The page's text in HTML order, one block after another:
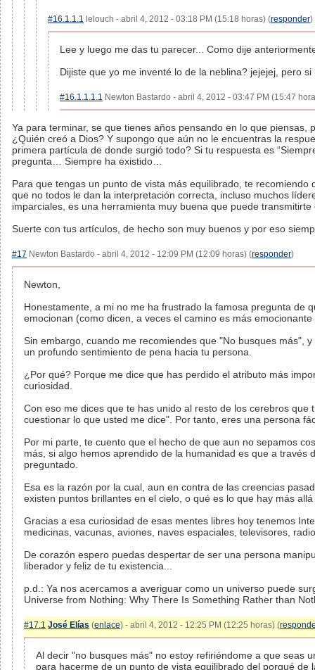
#16.1.1.1 lelouch - abril 4, 2012 - 03:18 PM (15:18 horas) (responder)
Lee y luego me das tu parecer... Como dije
Dijiste que yo me inventé lo de la neblina? jejejej, pero
#16.1.1.1.1 Newton Bastardo - abril 4, 2012 - 03:47 PM (15:47
Ya para terminar, se que tienes años pensando en lo que
¿Quién creó a Dios? Y supongo que aún no le encuentras la
primera partícula de donde surgió todo? Si tu respuesta es
pregunta… Siempre ha existido…
Para que tengas un punto de vista más equilibrado, te
que no todos le dan la interpretación correcta, incluso muchos
imparciales, es una herramienta muy buena que puede
Suerte con tus artículos, de hecho son muy buenos y por eso
#17 Newton Bastardo - abril 4, 2012 - 12:09 PM (12:09 horas) (responder)
Newton,
Honestamente, a mi no me ha frustrado la famosa pregunta de
emocionan (como dicen, a veces el camino es más
Sin embargo, cuando me recomiendes que "No busques más",
un profundo sentimiento de pena hacia tu persona.
¿Por qué? Porque me dice que has perdido el atributo más
curiosidad.
Con eso me dices que te has unido al resto de los cerebros
cuestionar lo que usted me dice". Por tanto, eres una persona
Por mi parte, te cuento que el hecho de que aun no sepamos
más, si algo hemos aprendido de la humanidad es que a
preguntado.
Esa es la razón por la cual, aun en contra de las creencias
existen puntos brillantes en el cielo, o qué es lo que hay más
Gracias a esa curiosidad de esas mentes libres hoy tenemos
medicinas, vacunas, aviones, naves espaciales, televisores,
De corazón espero puedas despertar de ser una persona
liberador y feliz de tu existencia...
p.d.: Ya nos acercamos a averiguar como un universo puede
Universe from Nothing: Why There Is Something Rather than
#17.1 José Elías (enlace) - abril 4, 2012 - 12:25 PM (12:25 horas) (
Al decir "no busques más" no estoy refiriéndome a que seas
para hacerme de un punto de vista equilibrado del porqué